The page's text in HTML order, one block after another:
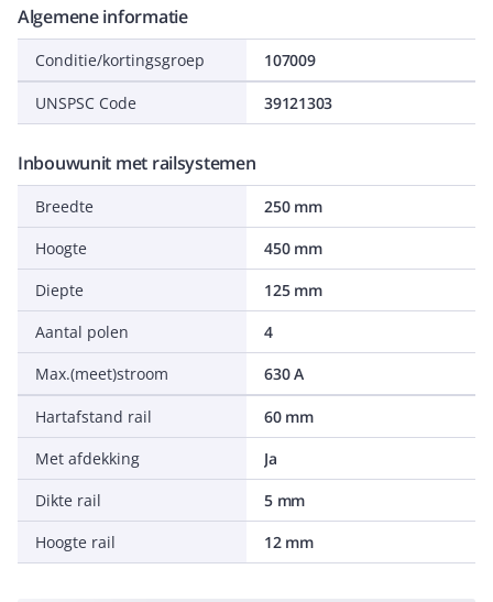
Algemene informatie
Conditie/kortingsgroep 107009
UNSPSC Code 39121303
Inbouwunit met railsystemen
Breedte
250 mm
Hoogte
450 mm
Diepte
125 mm
Aantal polen
4
Max.(meet)stroom
630 A
Hartafstand rail
60 mm
Met afdekking
Ja
Dikte rail
5 mm
Hoogte rail
12 mm